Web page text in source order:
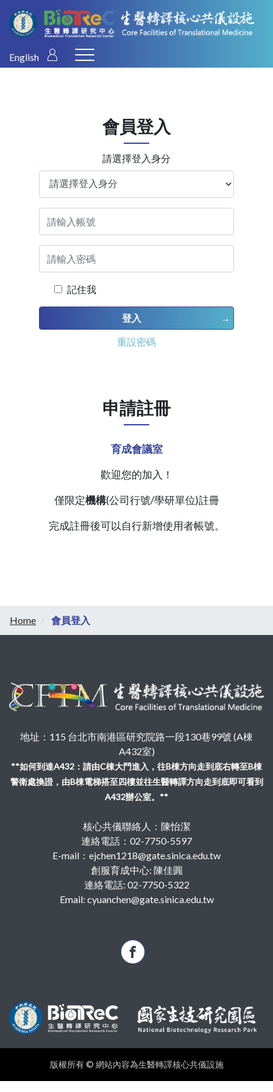
English
會員登入
請選擇登入身分
記住我
登入
重設密碼
申請註冊
育成會議室
歡迎您的加入！
僅限定機構(公司行號/學研單位)註冊
完成註冊後可以自行新增使用者帳號。
Home 會員登入
地址：115 台北市南港區研究院路一段130巷99號 (A棟
A432室)
**如何到達A432：請由C棟大門進入，往B棟方向走到底右轉至B棟
警衛處換證，由B棟電梯搭至四樓並往生醫轉譯方向走到底即可看到
A432辦公室。**
核心共儀聯絡人：陳怡潔
連絡電話：02-7750-5597
E-mail：ejchen1218@gate.sinica.edu.tw
創服育成中心: 陳佳圓
連絡電話: 02-7750-5322
Email: cyuanchen@gate.sinica.edu.tw
版權所有 © 網站內容為生醫轉譯核心共儀設施